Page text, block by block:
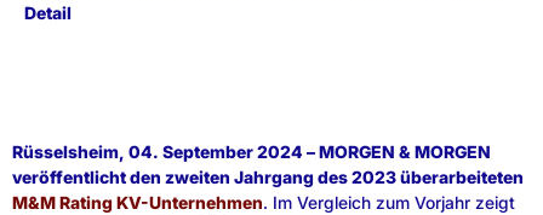
Detail
Rüsselsheim, 04. September 2024 – MORGEN & MORGEN
veröffentlicht den zweiten Jahrgang des 2023 überarbeiteten
M&M Rating KV-Unternehmen. Im Vergleich zum Vorjahr zeigt